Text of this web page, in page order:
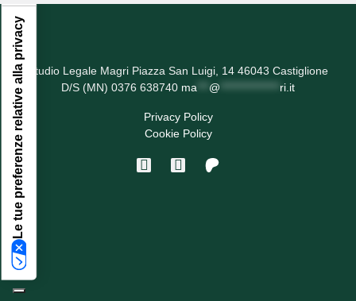
Studio Legale Magri Piazza San Luigi, 14 46043 Castiglione
D/S (MN) 0376 638740 ma @ ri.it
Privacy Policy
Cookie Policy
Le tue preferenze relative alla privacy